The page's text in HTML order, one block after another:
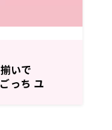
いで
っち ユ